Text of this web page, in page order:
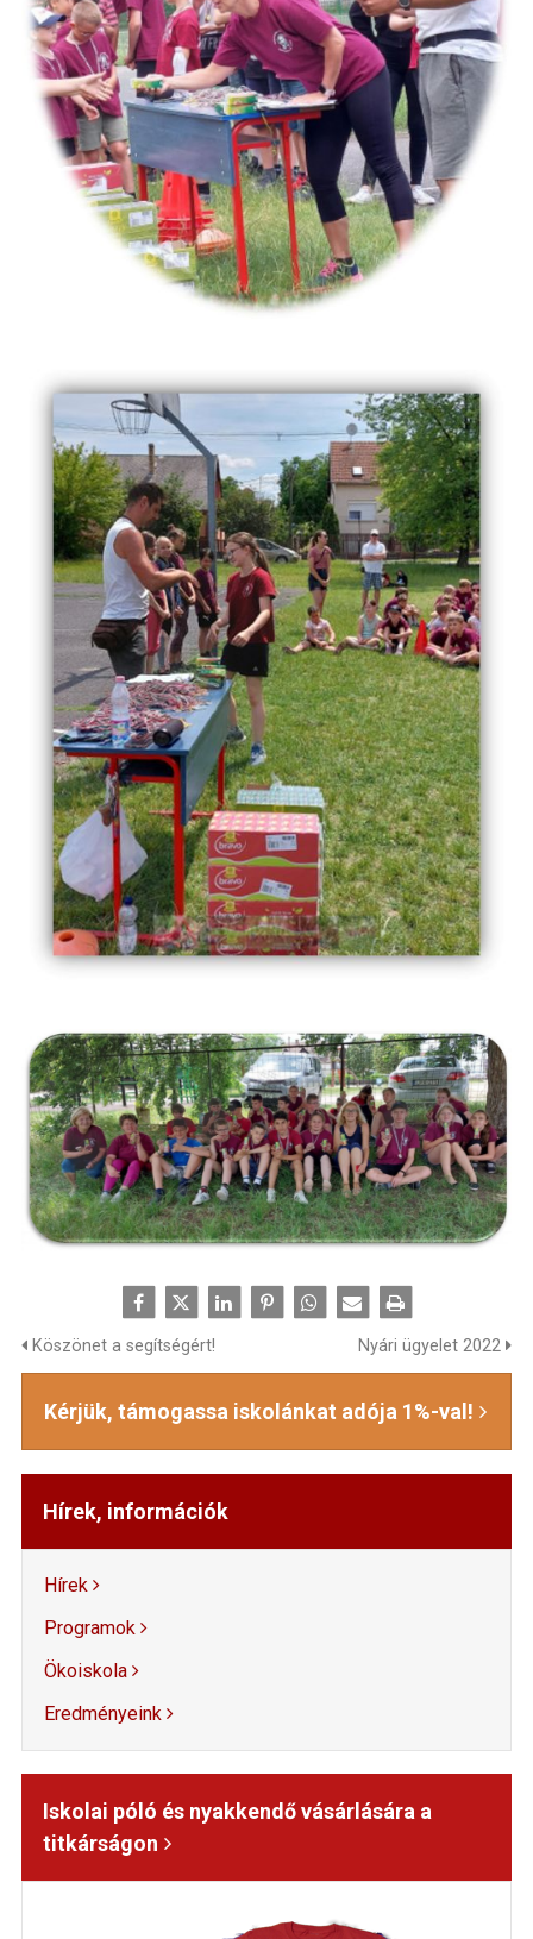
Köszönet a segítségért! Nyári ügyelet 2022
Kérjük, támogassa iskolánkat adója 1%-val!
Hírek, információk
Hírek
Programok
Ökoiskola
Eredményeink
Iskolai póló és nyakkendő vásárlására a
titkárságon